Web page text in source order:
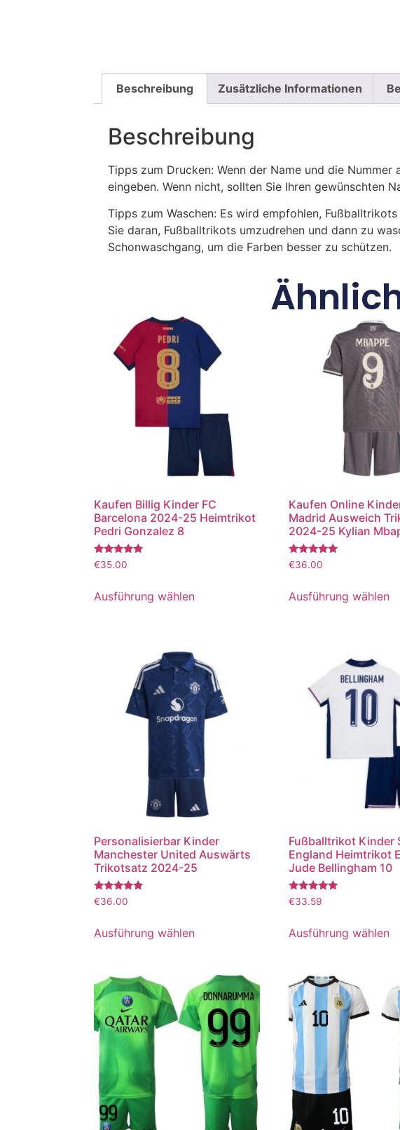
Beschreibung Zusätzliche Informationen
Beschreibung
Tipps zum Drucken: Wenn der Name und die
eingeben. Wenn nicht, sollten Sie Ihren gewünschten
Tipps zum Waschen: Es wird empfohlen,
Sie daran, Fußballtrikots umzudrehen und dann zu
Schonwaschgang, um die Farben besser zu schützen.
Kaufen Billig Kinder FC
Barcelona 2024-25 Heimtrikot
Pedri Gonzalez 8
Bewertet
mit
von 5
€35.00
Ausführung wählen
Kaufen Online
Madrid Ausweich
2024-25 Kylian
Bewertet
mit
von 5
€36.00
Ausführung wählen
Personalisierbar Kinder
Manchester United Auswärts
Trikotsatz 2024-25
Bewertet
mit
von 5
€36.00
Ausführung wählen
Fußballtrikot Kinder
England Heimtrikot
Jude Bellingham 10
Bewertet
mit
von 5
€33.59
Ausführung wählen